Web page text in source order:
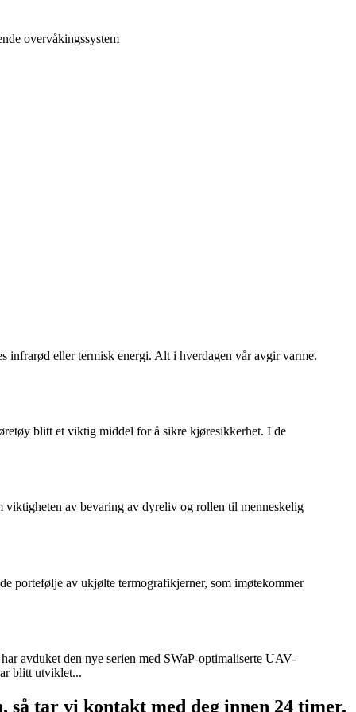
infrarød eller termisk energi. Alt i hverdagen vår avgir varme.
blitt et viktig middel for å sikre kjøresikkerhet. I de
av bevaring av dyreliv og rollen til menneskelig
portefølje av ukjølte termografikjerner, som imøtekommer
avduket den nye serien med SWaP-optimaliserte UAV-
blitt utviklet...
tar vi kontakt med deg innen 24 timer.